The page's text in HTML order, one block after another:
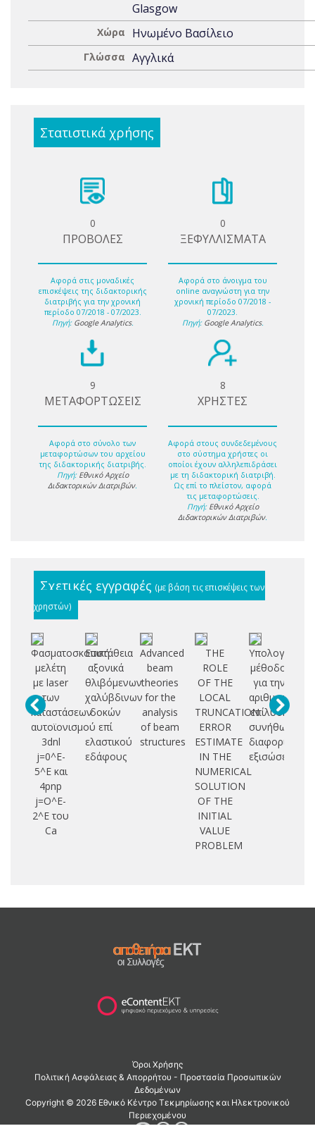
Glasgow
Χώρα Ηνωμένο Βασίλειο
Γλώσσα Αγγλικά
Στατιστικά χρήσης
0
ΠΡΟΒΟΛΕΣ
Αφορά στις μοναδικές
επισκέψεις της διδακτορικής
διατριβής για την χρονική
περίοδο 07/2018 - 07/2023.
Πηγή: Google Analytics.
0
ΞΕΦΥΛΛΙΣΜΑΤΑ
Αφορά στο άνοιγμα του
online αναγνώστη για την
χρονική περίοδο 07/2018 -
07/2023.
Πηγή: Google Analytics.
9
ΜΕΤΑΦΟΡΤΩΣΕΙΣ
Αφορά στο σύνολο των
μεταφορτώσων του αρχείου
της διδακτορικής διατριβής.
Πηγή: Εθνικό Αρχείο
Διδακτορικών Διατριβών.
8
ΧΡΗΣΤΕΣ
Αφορά στους συνδεδεμένους
στο σύστημα χρήστες οι
οποίοι έχουν αλληλεπιδράσει
με τη διδακτορική διατριβή.
Ως επί το πλείστον, αφορά
τις μεταφορτώσεις.
Πηγή: Εθνικό Αρχείο
Διδακτορικών Διατριβών.
Σχετικές εγγραφές (με βάση τις επισκέψεις των
χρηστών)
Φασματοσκοπική
μελέτη
με laser
των
καταστάσεων
αυτοϊονισμού
3dnl
j=0^E-
5^E και
4pnp
j=O^E-
2^E του
Ca
Ευστάθεια
αξονικά
θλιβόμενων
χαλύβδινων
δοκών
επί
ελαστικού
εδάφους
Advanced
beam
theories
for the
analysis
of beam
structures
THE
ROLE
OF THE
LOCAL
TRUNCATION
ERROR
ESTIMATE
IN THE
NUMERICAL
SOLUTION
OF THE
INITIAL
VALUE
PROBLEM
Υπολογιστικές
μέθοδοι
για την
αριθμητική
επίλυση
συνήθων
διαφορικών
εξισώσεων